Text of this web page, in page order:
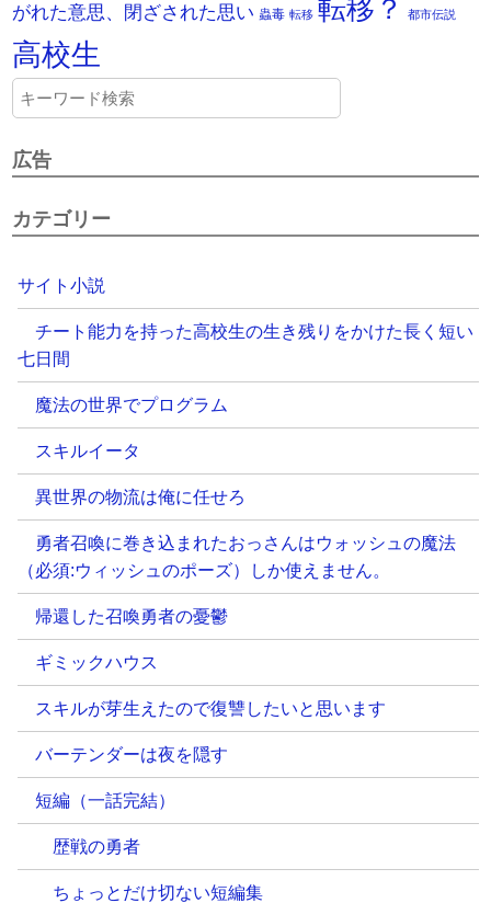
がれた意思、閉ざされた思い 蟲毒 転移 転移？ 都市伝説
高校生
広告
カテゴリー
サイト小説
チート能力を持った高校生の生き残りをかけた長く短い
七日間
魔法の世界でプログラム
スキルイータ
異世界の物流は俺に任せろ
勇者召喚に巻き込まれたおっさんはウォッシュの魔法
（必須:ウィッシュのポーズ）しか使えません。
帰還した召喚勇者の憂鬱
ギミックハウス
スキルが芽生えたので復讐したいと思います
バーテンダーは夜を隠す
短編（一話完結）
歴戦の勇者
ちょっとだけ切ない短編集